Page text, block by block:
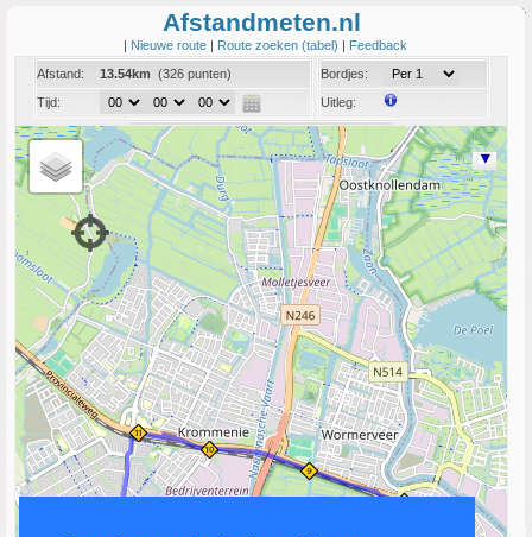
Afstandmeten.nl
| Nieuwe route | Route zoeken (tabel) | Feedback
Afstand:
13.54km (326 punten)
Tijd:
Bordjes:
Uitleg:
Coord:
Info:Link naar deze route